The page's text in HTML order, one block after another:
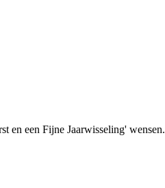
en een Fijne Jaarwisseling' wensen.